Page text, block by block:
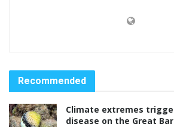
Recommended
Climate extremes
disease on the Great